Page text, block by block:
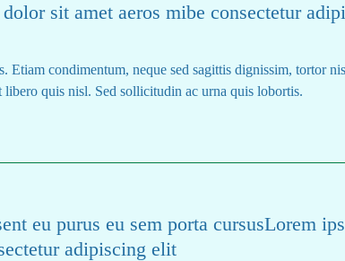
sit amet aeros mibe consectetur
Etiam condimentum, neque sed sagittis dignissim, tortor
libero quis nisl. Sed sollicitudin ac urna quis lobortis.
eu purus eu sem porta cursusLorem
adipiscing elit